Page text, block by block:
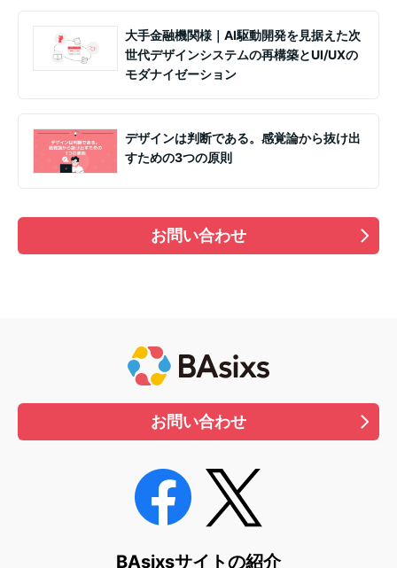
大手金融機関様｜AI駆動開発を見据えた次
世代デザインシステムの再構築とUI/UXの
モダナイゼーション
デザインは判断である。感覚論から抜け出
すための3つの原則
お問い合わせ
お問い合わせ
BAsixsサイトの紹介